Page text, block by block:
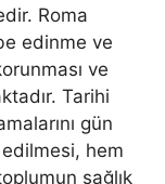
Roma
edinme ve
ve
Tarihi
gün
hem
sağlık